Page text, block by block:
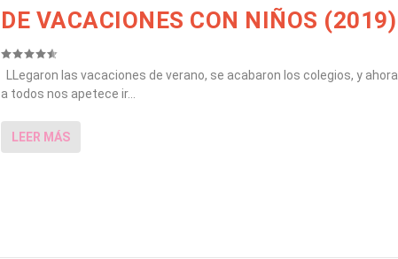
DE VACACIONES CON NIÑOS (2019)
LLegaron las vacaciones de verano, se acabaron los colegios, y ahora
a todos nos apetece ir...
LEER MÁS